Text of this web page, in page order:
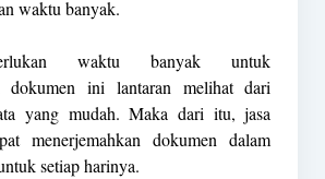
waktu banyak.
waktu banyak untuk
dokumen ini lantaran melihat dari
yang mudah. Maka dari itu, jasa
menerjemahkan dokumen dalam
setiap harinya.